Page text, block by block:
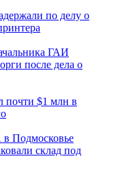
по делу о
ГАИ
после дела о
почти $1 млн в
Подмосковье
склад под